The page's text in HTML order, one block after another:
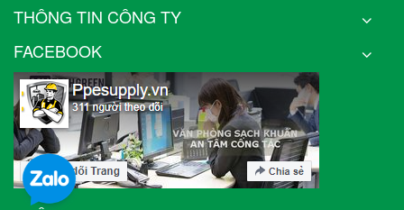
THÔNG TIN CÔNG TY
FACEBOOK